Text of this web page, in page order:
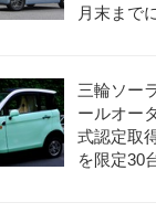
月末まで
三輪ソー
ールオー
式認定取
を限定30